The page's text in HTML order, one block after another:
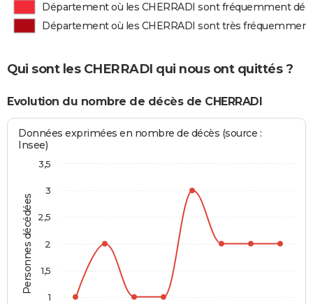
Département où les CHERRADI sont fréquemment
Département où les CHERRADI sont très
Qui sont les CHERRADI qui nous ont quittés ?
Evolution du nombre de décès de CHERRADI
Personnes décédées
Données exprimées en nombre de décès (source :
Insee)
1
1,5
2
2,5
3
3,5